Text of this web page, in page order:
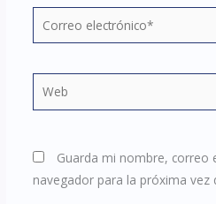
electrónico*
Web
Guarda mi nombre, correo
navegador para la próxima vez